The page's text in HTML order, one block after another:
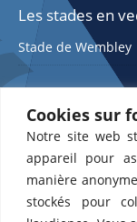
Cookies sur
Notre site web
appareil pour
manière
stockés pour
Les stades en
Stade de Wembley
ETTS 365 SL,